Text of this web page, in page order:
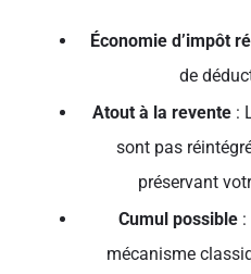
Économie d’impôt
de
Atout à la revente:
sont pas
préservant
Cumul possible:
mécanisme